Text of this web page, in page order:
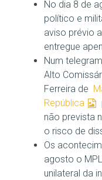
No dia 8 de
político e
aviso prévio
entregue
Num
Alto
Ferreira de
República
não prevista
o risco de
Os
agosto o
unilateral da